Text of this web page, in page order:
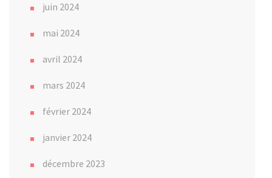
juin 2024
mai 2024
avril 2024
mars 2024
février 2024
janvier 2024
décembre 2023